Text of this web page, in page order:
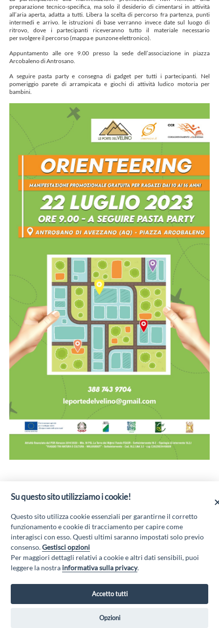
preparazione tecnico-specifica, ma solo il desiderio di cimentarsi in attività
all’aria aperta, adatta a tutti. Libera la scelta di percorso fra partenza, punti
intermedi e arrivo. le istruzioni di base verranno invece date sul luogo di
ritrovo, dove i partecipanti riceveranno tutto il materiale necessario
per svolgere il percorso (mappa e punzone elettronico).
Appuntamento alle ore 9.00 presso la sede dell’associazione in piazza
Arcobaleno di Antrosano.
A seguire pasta party e consegna di gadget per tutti i partecipanti. Nel
pomeriggio parete di arrampicata e giochi di attività ludico motoria per
bambini.
ORIENTEERING PER RAGAZZI
AVEZZANO
“Attività cofinanziate dal PSR 2014/2020 Abruzzo - mis. 19 PSL La Terra dei
M@rsi - Fondo FEASR; Sottomisura 19.2; Tipologia di intervento 19.2.1
Su questo sito utilizziamo i cookie!
Questo sito utilizza cookie essenziali per garantirne il corretto
funzionamento e cookie di tracciamento per capire come
interagisci con esso. Questi ultimi saranno impostati solo previo
consenso.Gestisci opzioni
Per maggiori dettagli relativi a cookie e altri dati sensibili, puoi
leggere la nostra informativa sulla privacy.
Accetto tutti
Opzioni